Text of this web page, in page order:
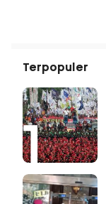
Terpopuler